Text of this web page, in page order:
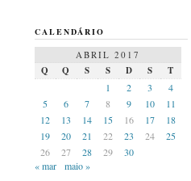
CALENDÁRIO
ABRIL 2017
Q Q S S D S
T
1
2 3
4
5
6 7 8 9 10
11
12
13 14 15 16 17
18
19
20 21 22 23 24
25
26
27 28 29
30
« mar
maio »